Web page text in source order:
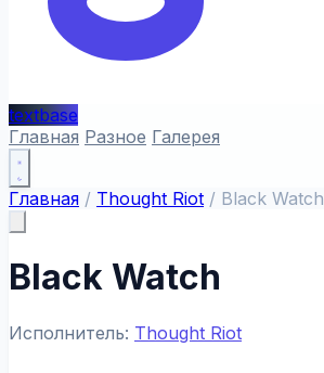
textbase
Главная Разное Галерея
Главная / Thought Riot / Black Watch
Black Watch
Исполнитель: Thought Riot